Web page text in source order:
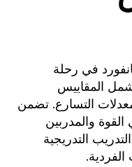
في رحلة
المقاييس
التسارع. تضمن
والمدربين
التدريجية
الفردية.